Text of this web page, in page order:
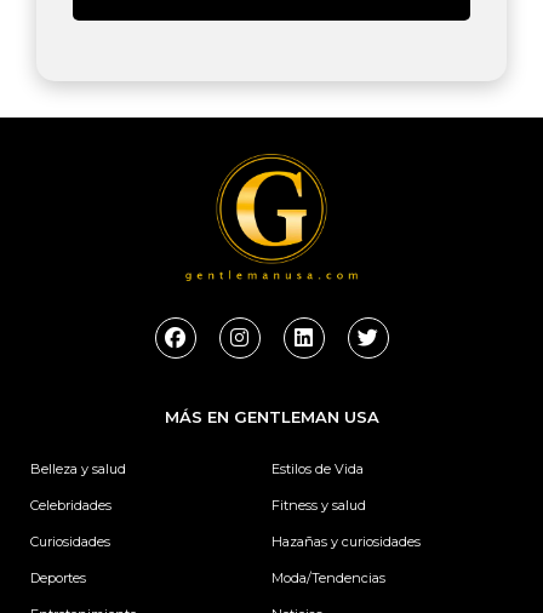
F
a
c
b
o
I
n
s
a
g
L
i
n
e
d
n
T
w
i
t
e
MÁS EN GENTLEMAN USA
Belleza y salud
Celebridades
Curiosidades
Deportes
Estilos de Vida
Fitness y salud
Hazañas y curiosidades
Moda/Tendencias